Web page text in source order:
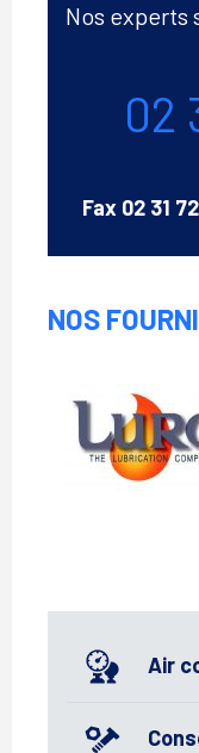
Air
Nos experts
02
Fax 02 31
NOS
LURO